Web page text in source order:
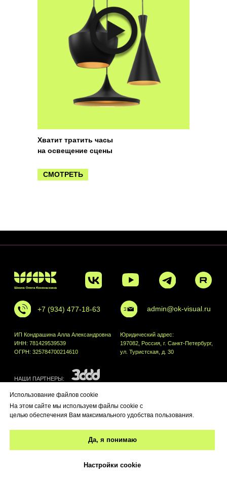
Хватит тратить часы
на освещение сцены
СМОТРЕТЬ
Использование файлов cookie
На этом сайте мы используем файлы cookie с
целью обеспечения Вам максимального удобства пользования.
Да, я понимаю
Настройки cookie